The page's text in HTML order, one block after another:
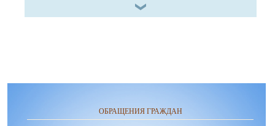
ОБРАЩЕНИЯ ГРАЖДАН